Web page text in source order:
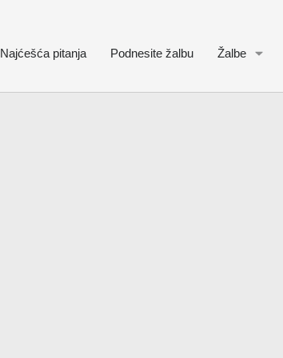
Najćešća pitanja Podnesite žalbu Žalbe